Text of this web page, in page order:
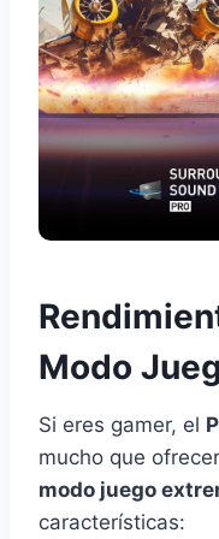
Modo
Si eres gamer, el
mucho que
modo juego
características: